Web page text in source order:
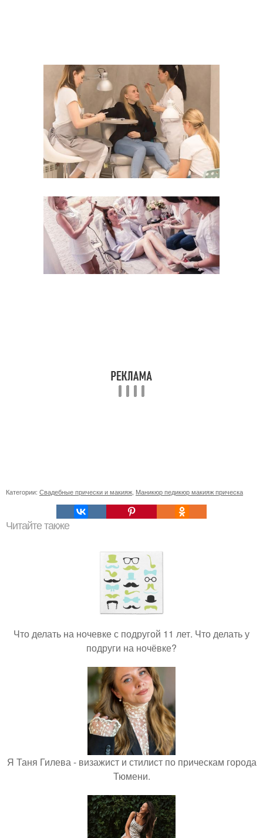
Категории: Свадебные прически и макияж Маникюр педикюр макияж прическа
Читайте также
Что делать на ночевке с подругой 11 лет. Что делать у
подруги на ночёвке?
Я Таня Гилева - визажист и стилист по прическам города
Тюмени.